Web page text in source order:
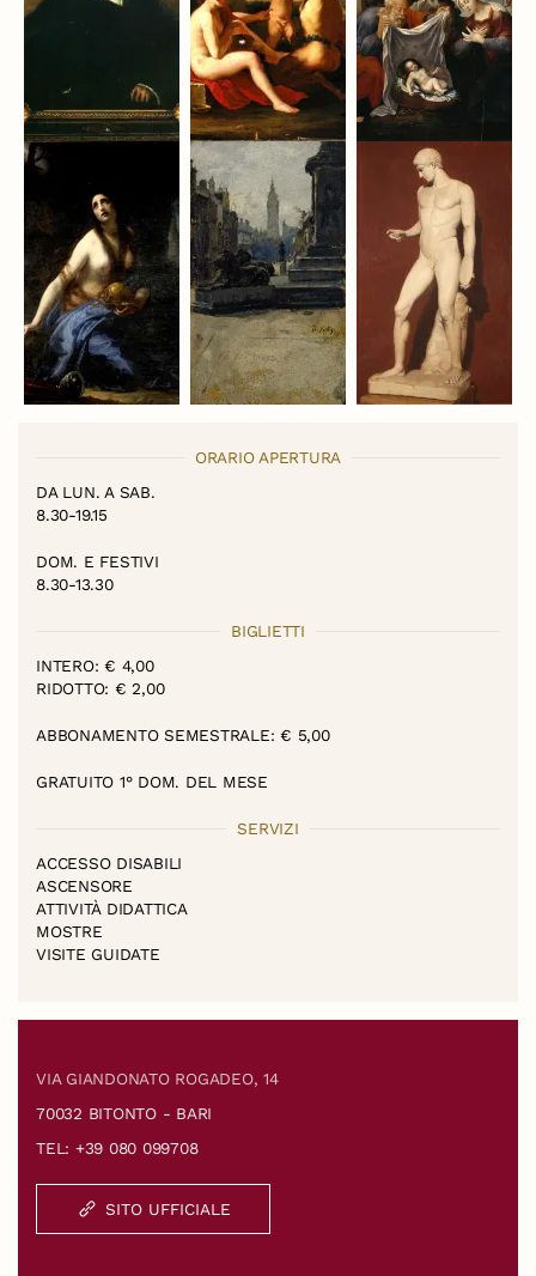
ORARIO APERTURA
DA LUN. A SAB.
8.30-19.15
DOM. E FESTIVI
8.30-13.30
BIGLIETTI
INTERO: € 4,00
RIDOTTO: € 2,00
ABBONAMENTO SEMESTRALE: € 5,00
GRATUITO 1° DOM. DEL MESE
SERVIZI
ACCESSO DISABILI
ASCENSORE
ATTIVITÀ DIDATTICA
MOSTRE
VISITE GUIDATE
VIA GIANDONATO ROGADEO, 14
70032 BITONTO - BARI
TEL: +39 080 099708
SITO UFFICIALE